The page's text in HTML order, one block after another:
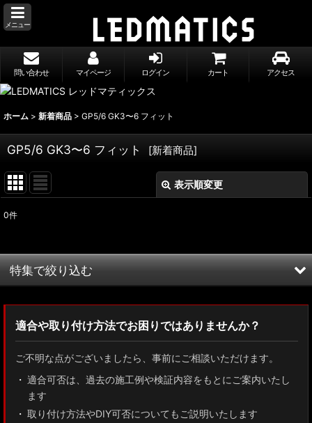
メニュー
問い合わせ マイページ ログイン カート アクセス
ホーム > 新着商品 > GP5/6 GK3〜6 フィット
GP5/6 GK3〜6 フィット [新着商品]
表示順変更
並び順:
0件
特集で絞り込む
ZN8 GR86
GUN125 ハイラックス
適合や取り付け方法でお困りではありませんか？
ご不明な点がございましたら、事前にご相談いただけます。
適合可否は、過去の施工例や検証内容をもとにご案内いたし
ます
取り付け方法やDIY可否についてもご説明いたします